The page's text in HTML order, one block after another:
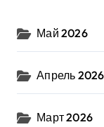
Май 2026
Апрель 2026
Март 2026